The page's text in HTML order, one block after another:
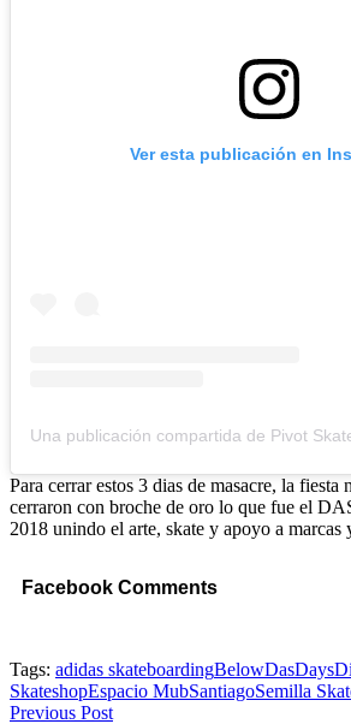
Ver esta publicación en
Para cerrar estos 3 dias de masacre, la fiesta
cerraron con broche de oro lo que fue el
2018 unindo el arte, skate y apoyo a marcas
Facebook Comments
Tags: adidas skateboardingBelowDasDays
SkateshopEspacio MubSantiagoSemilla
Previous Post